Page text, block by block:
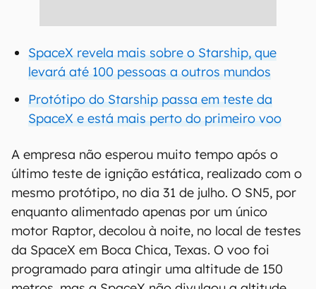
SpaceX revela mais sobre o Starship, que
levará até 100 pessoas a outros mundos
Protótipo do Starship passa em teste da
SpaceX e está mais perto do primeiro voo
A empresa não esperou muito tempo após o
último teste de ignição estática, realizado com o
mesmo protótipo, no dia 31 de julho. O SN5, por
enquanto alimentado apenas por um único
motor Raptor, decolou à noite, no local de testes
da SpaceX em Boca Chica, Texas. O voo foi
programado para atingir uma altitude de 150